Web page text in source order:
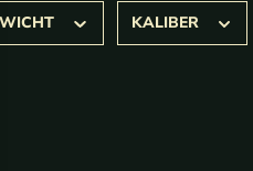
KALIBER